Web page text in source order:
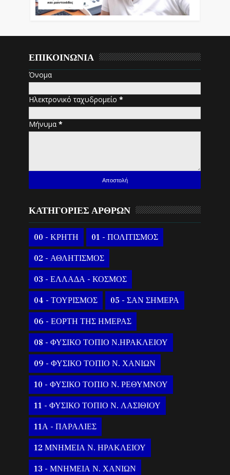
ΕΠΙΚΟΙΝΩΝΙΑ
Όνομα
Ηλεκτρονικό ταχυδρομείο*
Μήνυμα*
ΚΑΤΗΓΟΡΙΕΣ ΑΡΘΡΩΝ
00 - ΚΡΗΤΗ 01 - ΠΟΛΙΤΙΣΜΟΣ
02 - ΑΘΛΗΤΙΣΜΟΣ
03 - ΕΛΛΑΔΑ - ΚΟΣΜΟΣ
04 - ΤΟΥΡΙΣΜΟΣ 05 - ΣΑΝ ΣΗΜΕΡΑ
06 - ΕΟΡΤΗ ΤΗΣ ΗΜΕΡΑΣ
08 - ΦΥΣΙΚΟ ΤΟΠΙΟ Ν.ΗΡΑΚΛΕΙΟΥ
09 - ΦΥΣΙΚΟ ΤΟΠΙΟ Ν. ΧΑΝΙΩΝ
10 - ΦΥΣΙΚΟ ΤΟΠΙΟ Ν. ΡΕΘΥΜΝΟΥ
11 - ΦΥΣΙΚΟ ΤΟΠΙΟ Ν. ΛΑΣΙΘΙΟΥ
11Α - ΠΑΡΑΛΙΕΣ
12 ΜΝΗΜΕΙΑ Ν. ΗΡΑΚΛΕΙΟΥ
13 - ΜΝΗΜΕΙΑ Ν. ΧΑΝΙΩΝ